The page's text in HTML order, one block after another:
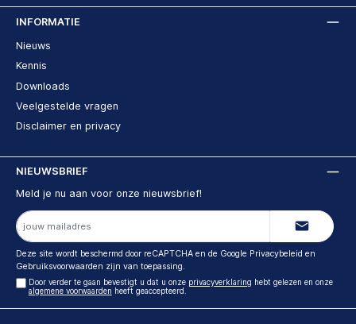
INFORMATIE
Nieuws
Kennis
Downloads
Veelgestelde vragen
Disclaimer en privacy
NIEUWSBRIEF
Meld je nu aan voor onze nieuwsbrief!
E-
mailadres
Deze site wordt beschermd door reCAPTCHA en de Google Privacybeleid en
Gebruiksvoorwaarden zijn van toepassing.
Door verder te gaan bevestigt u dat u onze privacyverklaring hebt gelezen en onze
algemene voorwaarden heeft geaccepteerd.